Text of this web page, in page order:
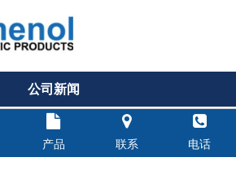
公司新闻
2022-05-24
型，OM1～OM5有什么区别？
产品 联系 电话